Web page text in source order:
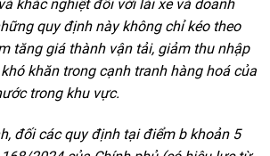
khắc nghiệt đối với lái xe và doanh
quy định này không chỉ kéo theo
tăng giá thành vận tải, giảm thu nhập
khăn trong cạnh tranh hàng hoá của
trong khu vực.
đối các quy định tại điểm b khoản 5